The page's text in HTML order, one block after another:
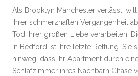
Als Brooklyn Manchester verlässt,
ihrer schmerzhaften Vergangenheit
Tod ihrer großen Liebe verarbeiten.
in Bedford ist ihre letzte Rettung. Sie
hinweg, dass ihr Apartment durch
Schlafzimmer ihres Nachbarn Chase